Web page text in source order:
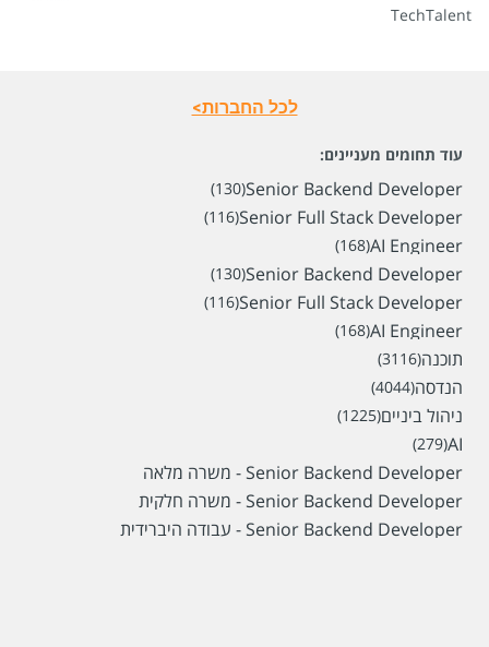
TechTalent
לכל החברות>
עוד תחומים מעניינים:
Senior Backend Developer
(130)
Senior Full Stack Developer
(116)
AI Engineer
(168)
Senior Backend Developer
(130)
Senior Full Stack Developer
(116)
AI Engineer
(168)
תוכנה(3116)
הנדסה(4044)
ניהול ביניים(1225)
AI
(279)
Senior Backend Developer - משרה מלאה
Senior Backend Developer - משרה חלקית
Senior Backend Developer - עבודה היברידית